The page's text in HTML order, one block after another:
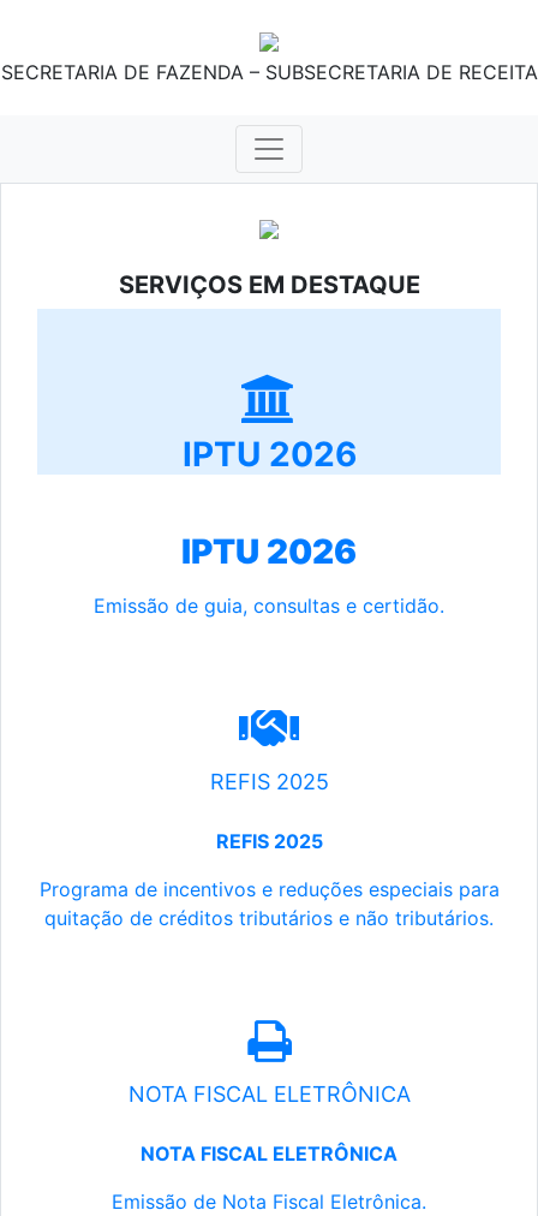
SECRETARIA DE FAZENDA – SUBSECRETARIA DE RECEITA
SERVIÇOS EM DESTAQUE
IPTU 2026
IPTU 2026
Emissão de guia, consultas e certidão.
REFIS 2025
REFIS 2025
Programa de incentivos e reduções especiais para
quitação de créditos tributários e não tributários.
NOTA FISCAL ELETRÔNICA
NOTA FISCAL ELETRÔNICA
Emissão de Nota Fiscal Eletrônica.